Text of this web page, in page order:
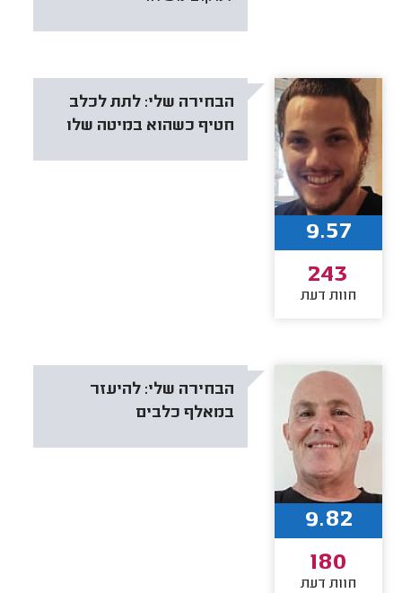
הבחירה שלי: לתת לכלב
חטיף כשהוא במיטה שלו
9.57
243
חוות דעת
הבחירה שלי: להיעזר
במאלף כלבים
9.82
180
חוות דעת